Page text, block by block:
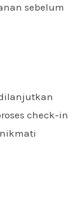
sebelum
check-in